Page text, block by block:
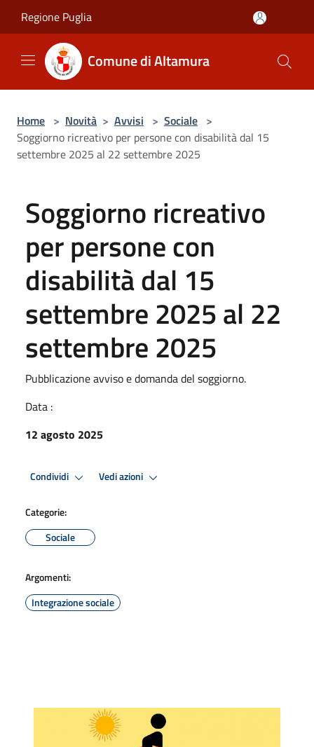
Regione Puglia
Comune di Altamura
Home > Novità > Avvisi > Sociale >
Soggiorno ricreativo per persone con disabilità dal 15
settembre 2025 al 22 settembre 2025
Soggiorno ricreativo
per persone con
disabilità dal 15
settembre 2025 al 22
settembre 2025
Pubblicazione avviso e domanda del soggiorno.
Data :
12 agosto 2025
Condividi Vedi azioni
Categorie:
Sociale
Argomenti:
Integrazione sociale